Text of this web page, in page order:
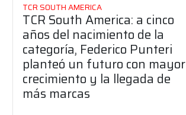
TCR SOUTH AMERICA
TCR South America: a cinco
años del nacimiento de la
categoría, Federico Punteri
planteó un futuro con mayor
crecimiento y la llegada de
más marcas